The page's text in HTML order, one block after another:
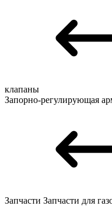
клапаны
Запорно-регулирующая
Запчасти Запчасти для